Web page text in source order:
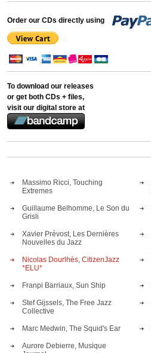
Order our CDs directly using
To download our releases
or get both CDs + files,
visit our digital store at
Massimo Ricci, Touching
Extremes
Guillaume Belhomme, Le Son du
Grisli
Xavier Prévost, Les Dernières
Nouvelles du Jazz
Nicolas Dourlhès, CitizenJazz
*ELU*
Franpi Barriaux, Sun Ship
Stef Gijssels, The Free Jazz
Collective
Marc Medwin, The Squid's Ear
Aurore Debierre, Musique